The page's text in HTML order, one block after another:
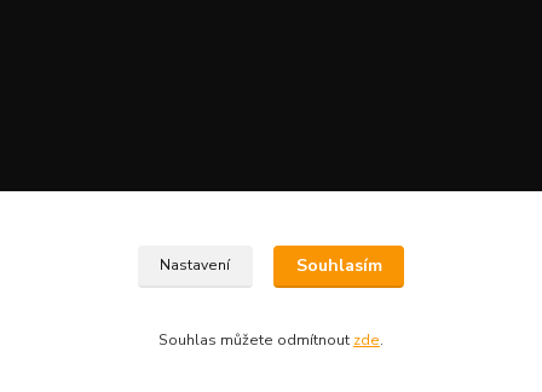
Nastavení Souhlasím
Souhlas můžete odmítnout zde.